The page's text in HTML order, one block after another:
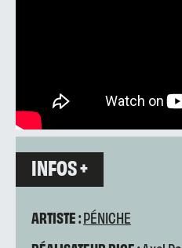
INFOS +
ARTISTE :PÉNICHE